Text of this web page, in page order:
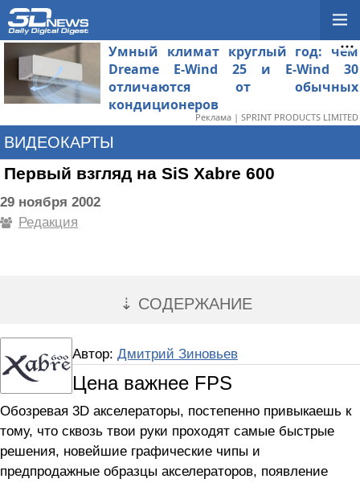
Умный климат круглый год: чем
Dreame E-Wind 25 и E-Wind 30
отличаются от обычных
кондиционеров
Реклама | SPRINT PRODUCTS LIMITED
ВИДЕОКАРТЫ
Первый взгляд на SiS Xabre 600
29 ноября 2002
Редакция
⇣ СОДЕРЖАНИЕ
Автор: Дмитрий Зиновьев
Цена важнее FPS
Обозревая 3D акселераторы, постепенно привыкаешь к
тому, что сквозь твои руки проходят самые быстрые
решения, новейшие графические чипы и
предпродажные образцы акселераторов, появление